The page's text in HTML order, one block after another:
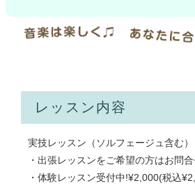
レッスン内容
実技レッスン（ソルフェージュ含む）
・出張レッスンをご希望の方はお問合
・体験レッスン受付中!¥2,000(税込